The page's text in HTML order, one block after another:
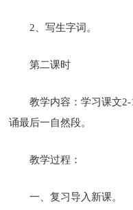
2、写生字词。
第二课时
教学内容：学习课文
诵最后一自然段。
教学过程：
一、复习导入新课。